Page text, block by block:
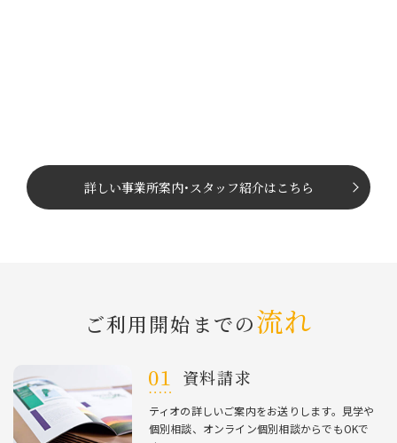
詳しい事業所案内･ スタッフ紹介はこちら
ご利⽤開始までの流れ
資料請求
ティオの詳しいご案内をお送りします。⾒学や
個別相談、オンライン個別相談からでもOKで